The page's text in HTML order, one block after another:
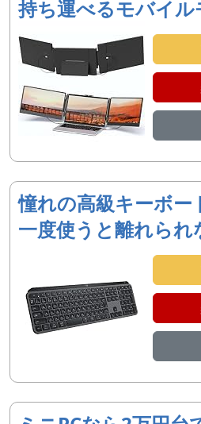
持ち運べるモバイル
憧れの高級キーボー
一度使うと離れられ